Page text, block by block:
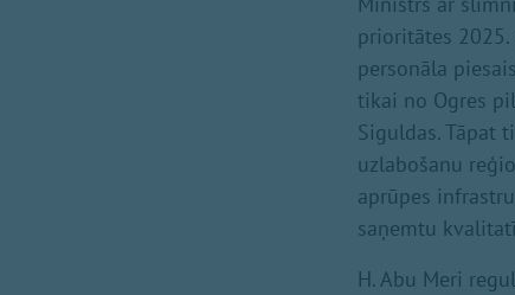
prioritātes
personāla
tikai no Ogres
Siguldas. Tāpat
uzlabošanu
aprūpes
saņemtu
H. Abu Meri